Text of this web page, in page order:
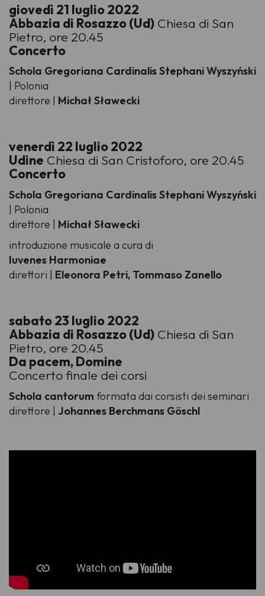
giovedì 21 luglio 2022
Abbazia di Rosazzo (Ud) Chiesa di San
Pietro, ore 20.45
Concerto
Schola Gregoriana Cardinalis Stephani Wyszyński
| Polonia
direttore | Michał Sławecki
venerdì 22 luglio 2022
Udine Chiesa di San Cristoforo, ore 20.45
Concerto
Schola Gregoriana Cardinalis Stephani Wyszyński
| Polonia
direttore | Michał Sławecki
introduzione musicale a cura di
Iuvenes Harmoniae
direttori | Eleonora Petri, Tommaso Zanello
sabato 23 luglio 2022
Abbazia di Rosazzo (Ud) Chiesa di San
Pietro, ore 20.45
Da pacem, Domine
Concerto finale dei corsi
Schola cantorum formata dai corsisti dei seminari
direttore | Johannes Berchmans Göschl